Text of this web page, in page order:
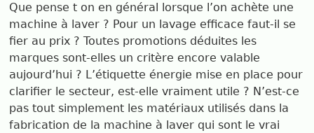
Que pense t on en général lorsque l’on achète une
machine à laver ? Pour un lavage efficace faut-il se
fier au prix ? Toutes promotions déduites les
marques sont-elles un critère encore valable
aujourd’hui ? L’étiquette énergie mise en place pour
clarifier le secteur, est-elle vraiment utile ? N’est-ce
pas tout simplement les matériaux utilisés dans la
fabrication de la machine à laver qui sont le vrai